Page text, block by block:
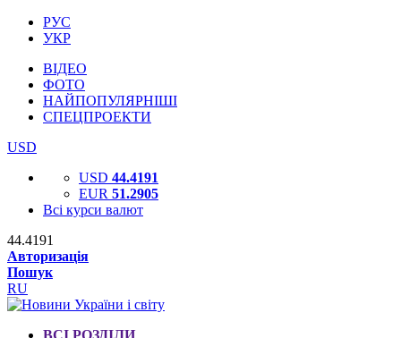
РУС
УКР
ВІДЕО
ФОТО
НАЙПОПУЛЯРНІШІ
СПЕЦПРОЕКТИ
USD
USD 44.4191
EUR 51.2905
Всі курси валют
44.4191
Авторизація
Пошук
RU
ВСІ РОЗДІЛИ